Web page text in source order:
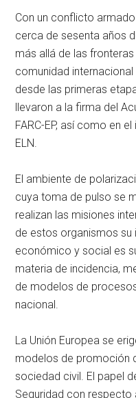
Con un conflicto
cerca de sesenta años
más allá de las
comunidad
desde las primeras
llevaron a la firma del
FARC-EP, así como en
ELN.
El ambiente de
cuya toma de pulso se
realizan las misiones
de estos organismos
económico y social es
materia de incidencia,
de modelos de
nacional.
La Unión Europea se
modelos de promoción
sociedad civil. El papel
Seguridad con respecto